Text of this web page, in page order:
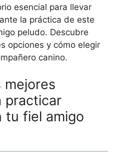
esencial para llevar
la práctica de este
peludo. Descubre
opciones y cómo elegir
canino.
mejores
practicar
tu fiel amigo